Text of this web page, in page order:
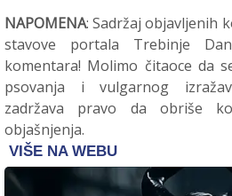
NAPOMENA: Sadržaj objavljenih
stavove portala Trebinje
komentara! Molimo čitaoce da
psovanja i vulgarnog
zadržava pravo da obriše
objašnjenja.